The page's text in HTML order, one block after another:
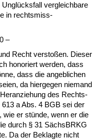
ver­gleich­ba­re
in rechts­miss-
–
Recht ver­s­toßen. Die­ser
ho­no­riert wer­den, dass
dass die an­geb­li­chen
da hier­ge­gen nie­mand
des Rechts­
a Abs. 4 BGB sei der
wie er stünde, wenn er die
durch § 31 Sächs­BRKG
Da der Be­klag­te nicht